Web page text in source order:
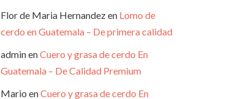
Flor de Maria Hernandezen Lomo de
cerdo en Guatemala – De primera calidad
adminenCuero y grasa de cerdo En
Guatemala – De Calidad Premium
Mario enCuero y grasa de cerdo En